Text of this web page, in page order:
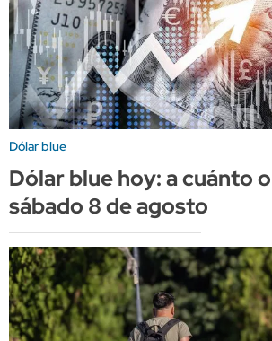
Dólar blue
Dólar blue hoy: a cuánto
sábado 8 de agosto